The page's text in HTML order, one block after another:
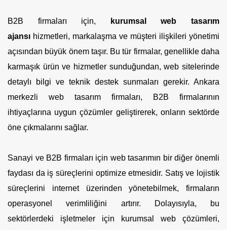
B2B firmaları için,
kurumsal web tasarım
ajansı hizmetleri, markalaşma ve müşteri ilişkileri yönetimi
açısından büyük önem taşır. Bu tür firmalar, genellikle daha
karmaşık ürün ve hizmetler sunduğundan, web sitelerinde
detaylı bilgi ve teknik destek sunmaları gerekir. Ankara
merkezli web tasarım firmaları, B2B firmalarının
ihtiyaçlarına uygun çözümler geliştirerek, onların sektörde
öne çıkmalarını sağlar.
Sanayi ve B2B firmaları için web tasarımın bir diğer önemli
faydası da iş süreçlerini optimize etmesidir. Satış ve lojistik
süreçlerini internet üzerinden yönetebilmek, firmaların
operasyonel verimliliğini artırır. Dolayısıyla, bu
sektörlerdeki işletmeler için kurumsal web çözümleri,